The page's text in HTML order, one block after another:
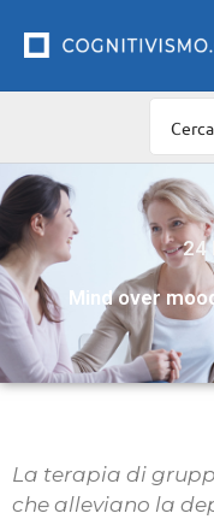
24
Mind over
La terapia di
che alleviano la